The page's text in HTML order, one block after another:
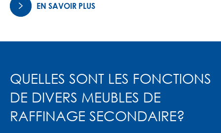
 EN SAVOIR PLUS
QUELLES SONT LES FONCTIONS
DE DIVERS MEUBLES DE
RAFFINAGE SECONDAIRE?